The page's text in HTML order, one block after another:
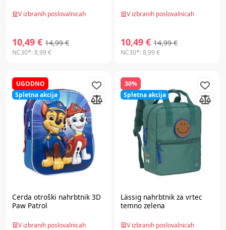
V izbranih poslovalnicah
10,49 € 14,99 €
NC30*:8,99 €
V izbranih poslovalnicah
10,49 € 14,99 €
NC30*:8,99 €
UGODNO
Spletna akcija
Cerda otroški nahrbtnik 3D
Paw Patrol
V izbranih poslovalnicah
30%
Spletna akcija
Lässig nahrbtnik za vrtec
temno zelena
V izbranih poslovalnicah